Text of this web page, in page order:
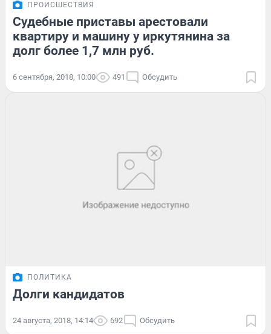
ПРОИСШЕСТВИЯ
Судебные приставы арестовали
квартиру и машину у иркутянина за
долг более 1,7 млн руб.
6 сентября, 2018, 10:00 491 Обсудить
ПОЛИТИКА
Долги кандидатов
24 августа, 2018, 14:14 692 Обсудить